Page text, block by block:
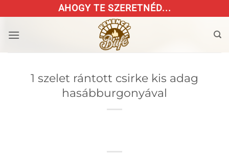
to
content
AHOGY TE SZERETNÉD...
1 szelet rántott csirke kis adag
hasábburgonyával